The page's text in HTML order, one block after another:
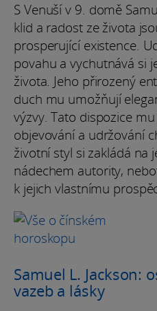
S Venuší v 9. domě
klid a radost ze života
prosperující existence.
povahu a vychutnává si
života. Jeho přirozený
duch mu umožňují
výzvy. Tato dispozice
objevování a udržování
životní styl si zakládá na
nádechem autority,
k jejich vlastnímu
Samuel L. Jackson:
vazeb a lásky